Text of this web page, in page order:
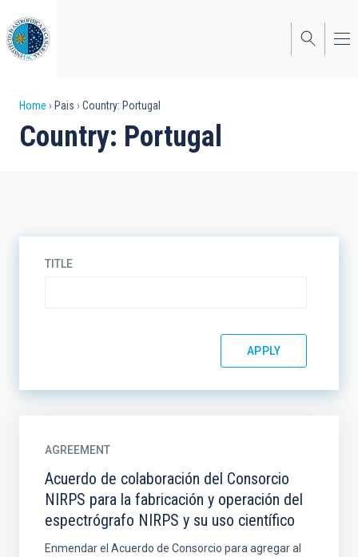
to
main
content
Breadcrumb
Home Pais Country: Portugal
Country: Portugal
TITLE
AGREEMENT
Acuerdo de colaboración del Consorcio
NIRPS para la fabricación y operación del
espectrógrafo NIRPS y su uso científico
Enmendar el Acuerdo de Consorcio para agregar al